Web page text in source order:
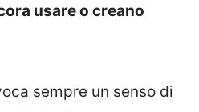
usare o creano
sempre un senso di